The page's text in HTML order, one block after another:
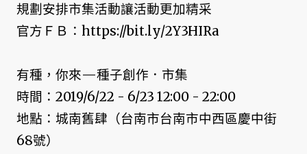
規劃安排市集活動讓活動更加精采
官方ＦＢ：https://bit.ly/2Y3HIRa
有種，你來—種子創作．市集
時間：2019/6/22 - 6/23 12:00 - 22:00
地點：城南舊肆（台南市台南市中西區慶中街
68號）